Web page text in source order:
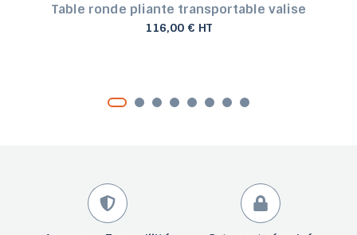
Table ronde pliante transportable valise
116,00 € HT